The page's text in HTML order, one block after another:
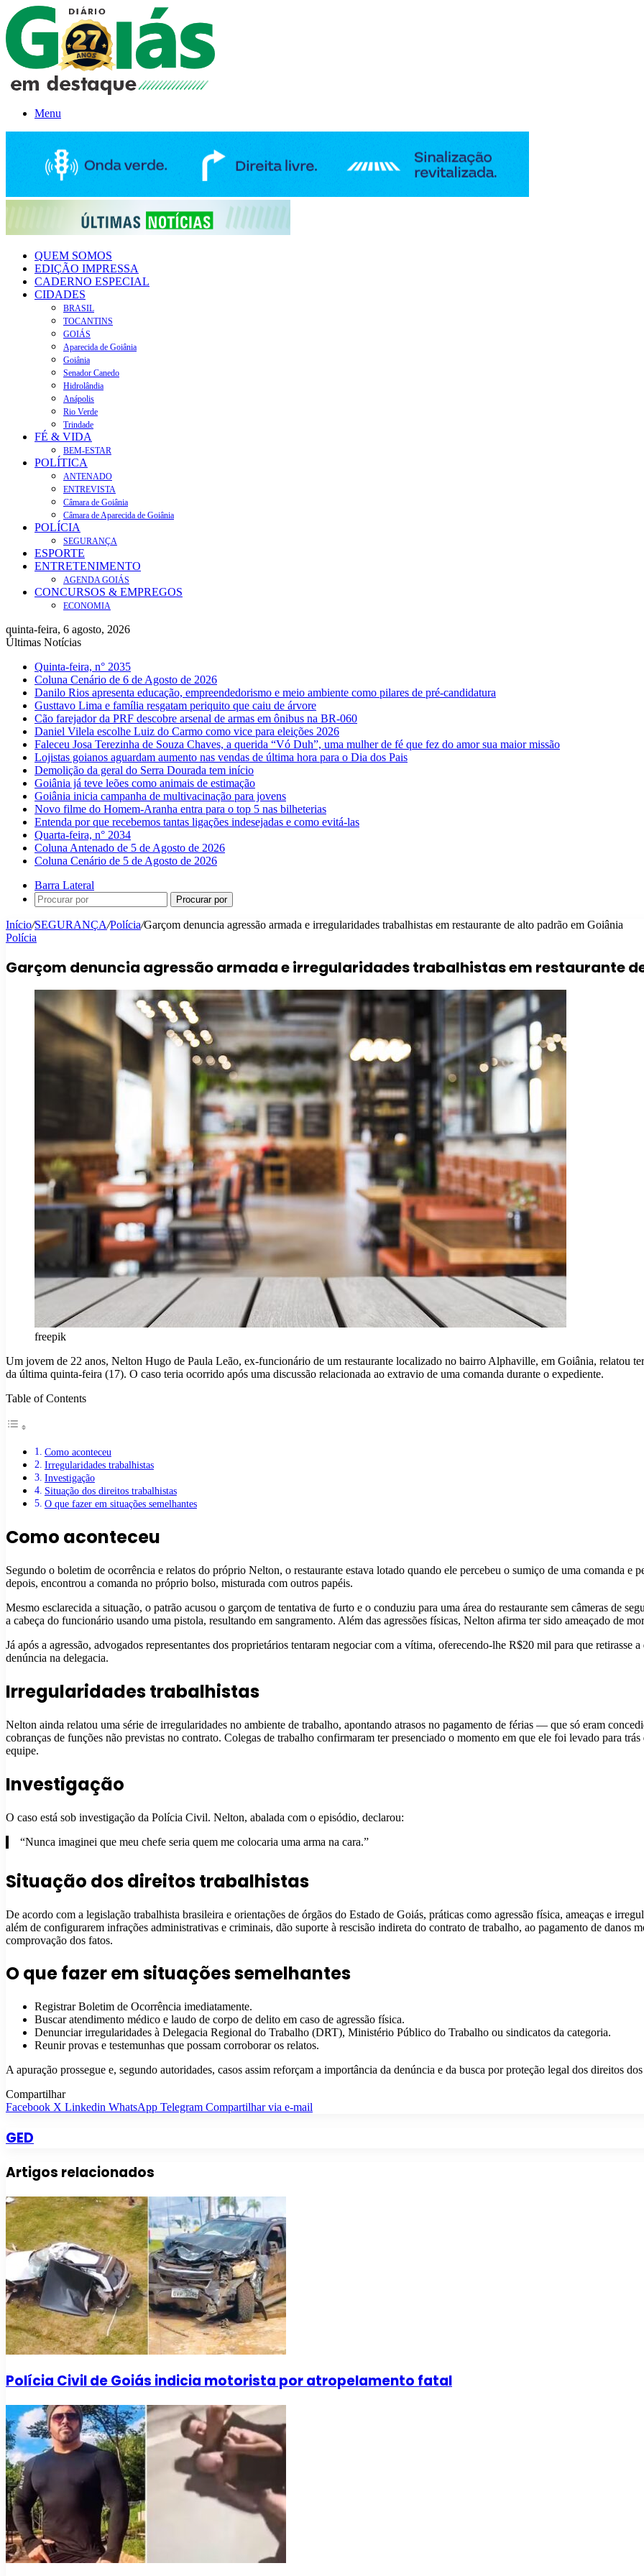
Menu
QUEM SOMOS
EDIÇÃO IMPRESSA
CADERNO ESPECIAL
CIDADES
BRASIL
TOCANTINS
GOIÁS
Aparecida de Goiânia
Goiânia
Senador Canedo
Hidrolândia
Anápolis
Rio Verde
Trindade
FÉ & VIDA
BEM-ESTAR
POLÍTICA
ANTENADO
ENTREVISTA
Câmara de Goiânia
Câmara de Aparecida de Goiânia
POLÍCIA
SEGURANÇA
ESPORTE
ENTRETENIMENTO
AGENDA GOIÁS
CONCURSOS & EMPREGOS
ECONOMIA
quinta-feira, 6 agosto, 2026
Últimas Notícias
Quinta-feira, n° 2035
Coluna Cenário de 6 de Agosto de 2026
Danilo Rios apresenta educação, empreendedorismo e meio ambiente como pilares de pré-candidatura
Gusttavo Lima e família resgatam periquito que caiu de árvore
Cão farejador da PRF descobre arsenal de armas em ônibus na BR-060
Daniel Vilela escolhe Luiz do Carmo como vice para eleições 2026
Faleceu Josa Terezinha de Souza Chaves, a querida “Vó Duh”, uma mulher de fé que fez do amor sua maior missão
Lojistas goianos aguardam aumento nas vendas de última hora para o Dia dos Pais
Demolição da geral do Serra Dourada tem início
Goiânia já teve leões como animais de estimação
Goiânia inicia campanha de multivacinação para jovens
Novo filme do Homem-Aranha entra para o top 5 nas bilheterias
Entenda por que recebemos tantas ligações indesejadas e como evitá-las
Quarta-feira, n° 2034
Coluna Antenado de 5 de Agosto de 2026
Coluna Cenário de 5 de Agosto de 2026
Barra Lateral
Procurar por
Início/SEGURANÇA/Polícia/Garçom denuncia agressão armada e irregularidades trabalhistas em restaurante de alto padrão em Goiânia
Polícia
Garçom denuncia agressão armada e irregularidades trabalhistas em restaurante
freepik
Um jovem de 22 anos, Nelton Hugo de Paula Leão, ex-funcionário de um restaurante localizado no bairro Alphaville, em Goiânia, relatou
da última quinta-feira (17). O caso teria ocorrido após uma discussão relacionada ao extravio de uma comanda durante o expediente.
Table of Contents
Como aconteceu
Irregularidades trabalhistas
Investigação
Situação dos direitos trabalhistas
O que fazer em situações semelhantes
Como aconteceu
Segundo o boletim de ocorrência e relatos do próprio Nelton, o restaurante estava lotado quando ele percebeu o sumiço de uma comanda e
depois, encontrou a comanda no próprio bolso, misturada com outros papéis.
Mesmo esclarecida a situação, o patrão acusou o garçom de tentativa de furto e o conduziu para uma área do restaurante sem câmeras de
a cabeça do funcionário usando uma pistola, resultando em sangramento. Além das agressões físicas, Nelton afirma ter sido ameaçado de
Já após a agressão, advogados representantes dos proprietários tentaram negociar com a vítima, oferecendo-lhe R$20 mil para que retirasse
denúncia na delegacia.
Irregularidades trabalhistas
Nelton ainda relatou uma série de irregularidades no ambiente de trabalho, apontando atrasos no pagamento de férias — que só eram
cobranças de funções não previstas no contrato. Colegas de trabalho confirmaram ter presenciado o momento em que ele foi levado para
equipe.
Investigação
O caso está sob investigação da Polícia Civil. Nelton, abalada com o episódio, declarou:
“Nunca imaginei que meu chefe seria quem me colocaria uma arma na cara.”
Situação dos direitos trabalhistas
De acordo com a legislação trabalhista brasileira e orientações de órgãos do Estado de Goiás, práticas como agressão física, ameaças e
além de configurarem infrações administrativas e criminais, dão suporte à rescisão indireta do contrato de trabalho, ao pagamento de danos
comprovação dos fatos.
O que fazer em situações semelhantes
Registrar Boletim de Ocorrência imediatamente.
Buscar atendimento médico e laudo de corpo de delito em caso de agressão física.
Denunciar irregularidades à Delegacia Regional do Trabalho (DRT), Ministério Público do Trabalho ou sindicatos da categoria.
Reunir provas e testemunhas que possam corroborar os relatos.
A apuração prossegue e, segundo autoridades, casos assim reforçam a importância da denúncia e da busca por proteção legal dos direitos
Compartilhar
Facebook X Linkedin WhatsApp Telegram Compartilhar via e-mail
GED
Artigos relacionados
Polícia Civil de Goiás indicia motorista por atropelamento fatal